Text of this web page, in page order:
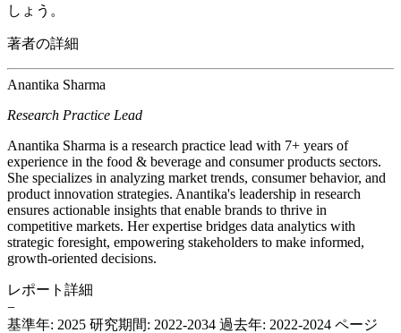
しょう。
著者の詳細
Anantika Sharma
Research Practice Lead
Anantika Sharma is a research practice lead with 7+ years of
experience in the food & beverage and consumer products sectors.
She specializes in analyzing market trends, consumer behavior, and
product innovation strategies. Anantika's leadership in research
ensures actionable insights that enable brands to thrive in
competitive markets. Her expertise bridges data analytics with
strategic foresight, empowering stakeholders to make informed,
growth-oriented decisions.
レポート詳細
−
基準年: 2025 研究期間: 2022-2034 過去年: 2022-2024 ページ